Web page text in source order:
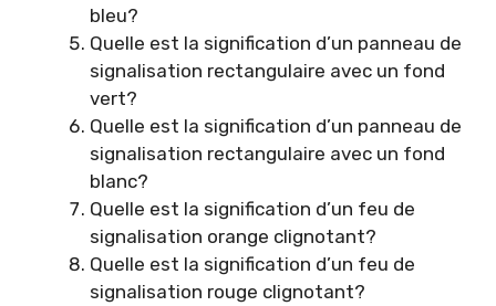
bleu?
Quelle est la signification d’un panneau de
signalisation rectangulaire avec un fond
vert?
Quelle est la signification d’un panneau de
signalisation rectangulaire avec un fond
blanc?
Quelle est la signification d’un feu de
signalisation orange clignotant?
Quelle est la signification d’un feu de
signalisation rouge clignotant?